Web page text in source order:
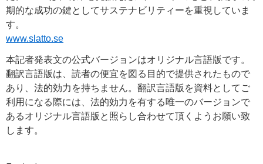
期的な成功の鍵としてサステナビリティーを重視していま
す。
www.slatto.se
本記者発表文の公式バージョンはオリジナル言語版です。
翻訳言語版は、読者の便宜を図る目的で提供されたもので
あり、法的効力を持ちません。翻訳言語版を資料としてご
利用になる際には、法的効力を有する唯一のバージョンで
あるオリジナル言語版と照らし合わせて頂くようお願い致
します。